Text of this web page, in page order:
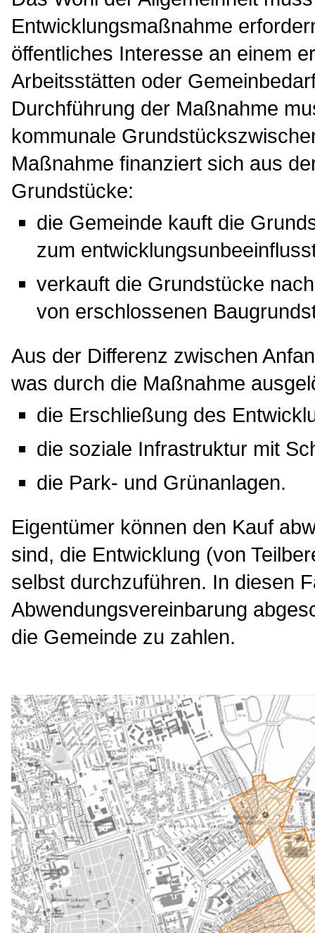
Entwicklungsmaßnahme
öffentliches Interesse an einem
Arbeitsstätten oder
Durchführung der Maßnahme
kommunale
Maßnahme finanziert sich aus
Grundstücke:
die Gemeinde kauft die
zum
verkauft die Grundstücke
von erschlossenen
Aus der Differenz zwischen
was durch die Maßnahme
die Erschließung des
die soziale Infrastruktur mit
die Park- und Grünanlagen.
Eigentümer können den Kauf
sind, die Entwicklung (von
selbst durchzuführen. In diesen
Abwendungsvereinbarung
die Gemeinde zu zahlen.